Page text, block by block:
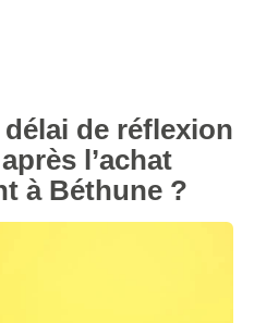
délai de réflexion
l’achat
à Béthune ?